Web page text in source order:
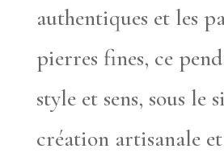
authentiques et les
pierres fines, ce
style et sens, sous le
création artisanale